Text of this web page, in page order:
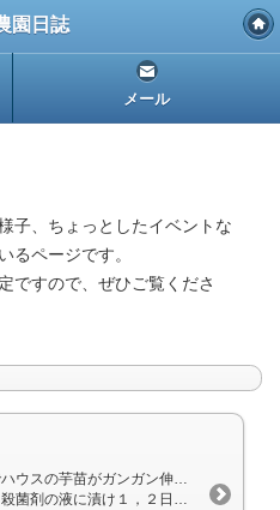
園日誌
メール
子、ちょっとしたイベントな
るページです。
ですので、ぜひご覧くださ
最近の暖かさでハウスの芋苗がガンガン伸びています。
液に漬け１，２日乾かしておきます。